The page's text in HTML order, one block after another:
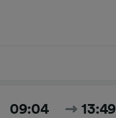
09:04 13:49